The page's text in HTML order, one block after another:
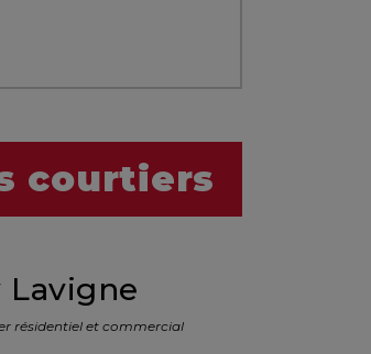
courtiers
Lavigne
résidentiel et commercial